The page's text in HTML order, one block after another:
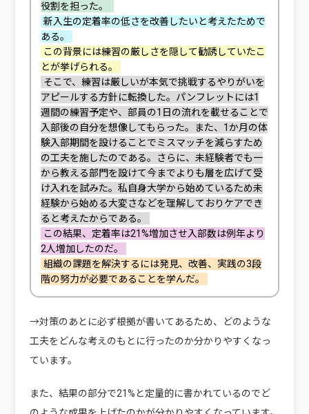
役割を担った。
新入生の定着率の低さを改善したいと考えたためで
ある。
この背景には練習の厳しさを隠して勧誘していたこ
とが挙げられる。
そこで、練習は厳しいが本気で挑戦するやりがいを
アピールする方針に転換した。パンフレットには1
週間の練習予定や、部員の1日の流れを載せることで
入部後の自分を想像してもらった。また、1か月の体
験入部期間を設けることでミスマッチを減らすため
の工夫を施したのである。さらに、未経験者でも一
から教える部門を設けて今までよりも層を広げて受
け入れを試みた。私自身大学から始めているため未
経験から始める大変さなどを理解しておりケアでき
ると考えたからである。
この結果、定着率は21%増加させ入部数は例年より
2人増加したのだ。
組織の課題を解決するには発見、改善、実践の3段
階の努力が必要であることを学んだ。
→対策のあとに必ず根拠が書いてあるため、どのような
工夫をどんな考えのもとに行ったのか分かりやすくなっ
ています。
また、結果の部分で21%と定量的に書かれているのでど